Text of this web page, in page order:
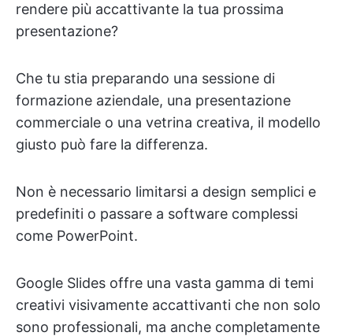
rendere più accattivante la tua prossima
presentazione?
Che tu stia preparando una sessione di
formazione aziendale, una presentazione
commerciale o una vetrina creativa, il modello
giusto può fare la differenza.
Non è necessario limitarsi a design semplici e
predefiniti o passare a software complessi
come PowerPoint.
Google Slides offre una vasta gamma di temi
creativi visivamente accattivanti che non solo
sono professionali, ma anche completamente